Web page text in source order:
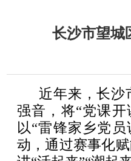
长沙市望城
近年来，长沙
强音，将“党课
以“雷锋家乡党
动，通过赛事化